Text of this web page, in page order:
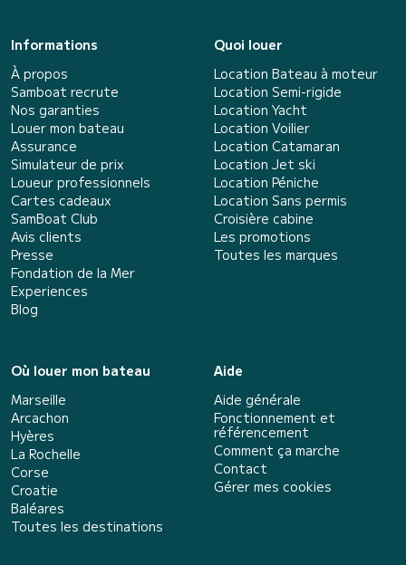
Informations
À propos
Samboat recrute
Nos garanties
Louer mon bateau
Assurance
Simulateur de prix
Loueur professionnels
Cartes cadeaux
SamBoat Club
Avis clients
Presse
Fondation de la Mer
Experiences
Blog
Quoi louer
Location Bateau à moteur
Location Semi-rigide
Location Yacht
Location Voilier
Location Catamaran
Location Jet ski
Location Péniche
Location Sans permis
Croisière cabine
Les promotions
Toutes les marques
Où louer mon bateau
Marseille
Arcachon
Hyères
La Rochelle
Corse
Croatie
Baléares
Toutes les destinations
Aide
Aide générale
Fonctionnement et
référencement
Comment ça marche
Contact
Gérer mes cookies